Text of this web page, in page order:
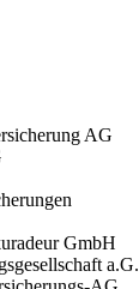
AG
GmbH
a.G.